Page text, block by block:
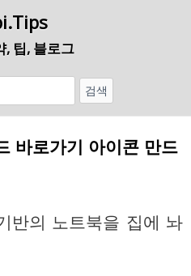
, 팁, 블로그
바로가기 아이콘 만드
반의 노트북을 집에 놔